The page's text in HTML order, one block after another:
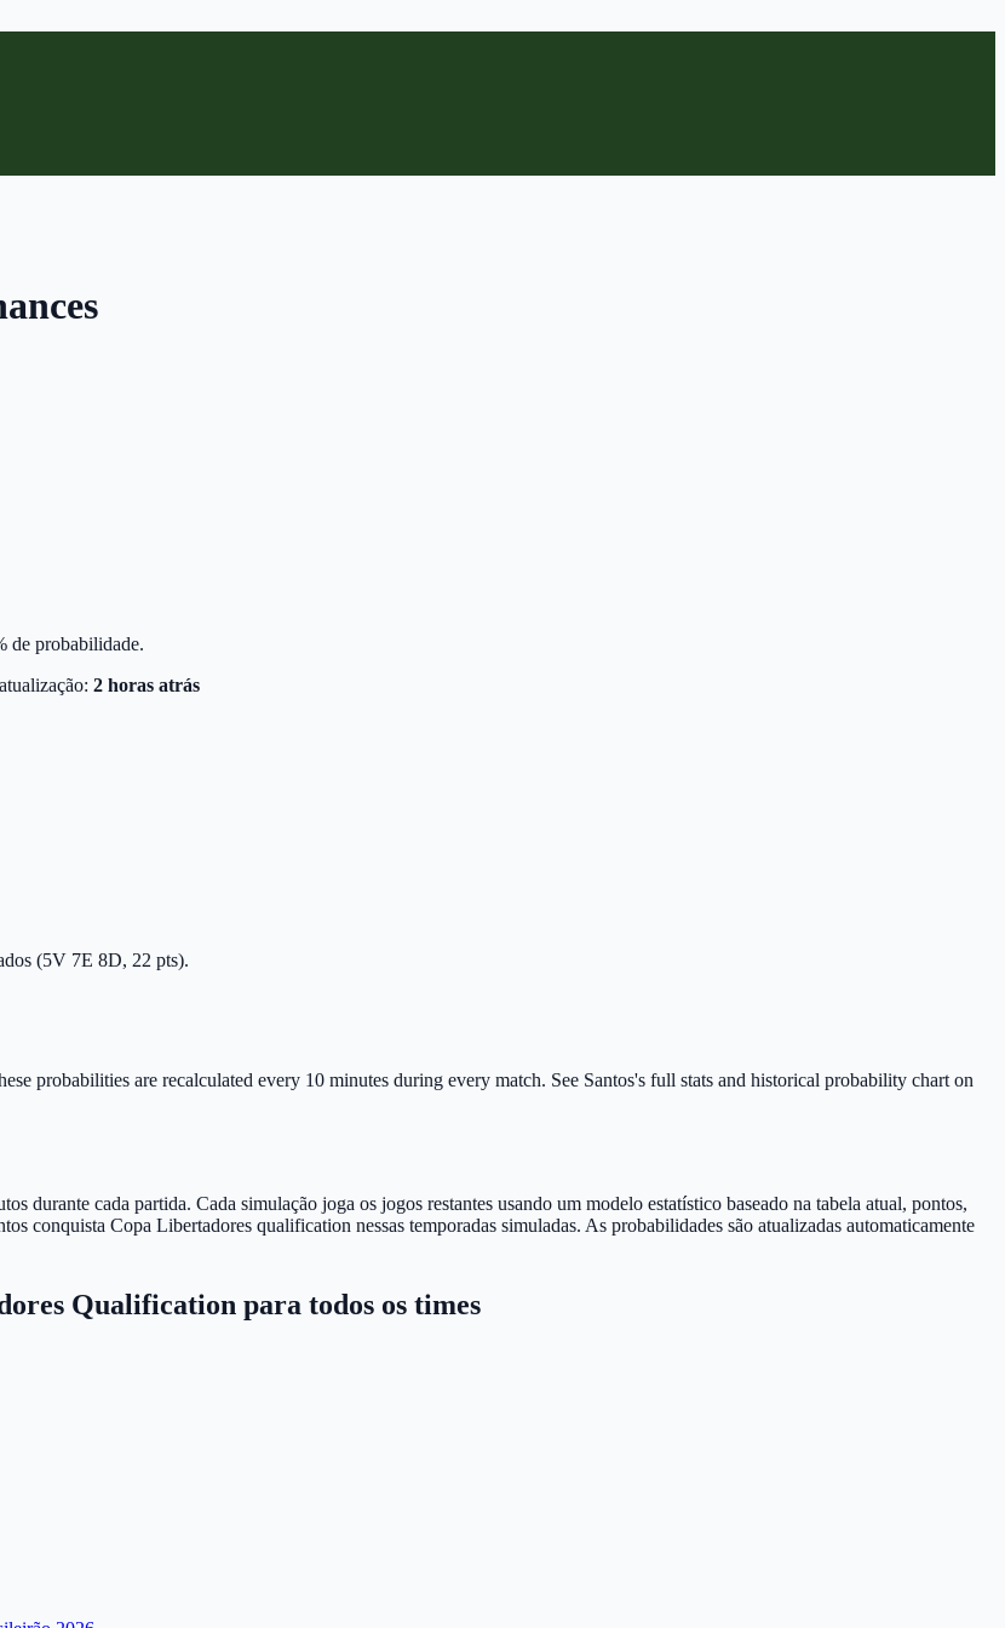
de probabilidade.
2 horas atrás
(5V 7E 8D, 22 pts).
probabilities are recalculated every 10 minutes during every match. See Santos's full stats and historical probability chart on
durante cada partida. Cada simulação joga os jogos restantes usando um modelo estatístico baseado na tabela atual, pontos,
conquista Copa Libertadores qualification nessas temporadas simuladas. As probabilidades são atualizadas automaticamente
Qualification para todos os times